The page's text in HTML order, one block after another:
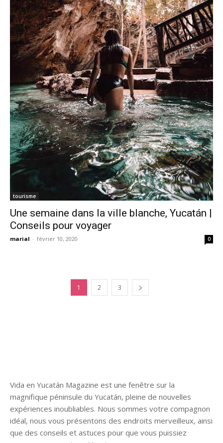
tourisme
Une semaine dans la ville blanche, Yucatán |
Conseils pour voyager
marial - février 10, 2020 0
1 2 3
Vida en Yucatán Magazine est une fenêtre sur la
magnifique péninsule du Yucatán, pleine de nouvelles
expériences inoubliables. Nous sommes votre compagnon
idéal, nous vous présentons des endroits merveilleux, ainsi
que des conseils et astuces pour que vous puissiez